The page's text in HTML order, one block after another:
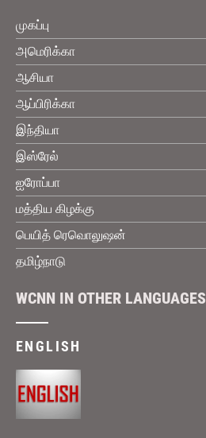
முகப்பு
அமெரிக்கா
ஆசியா
ஆப்பிரிக்கா
இந்தியா
இஸ்ரேல்
ஐரோப்பா
மத்திய கிழக்கு
பெயித் ரெவொலுஷன்
தமிழ்நாடு
WCNN IN OTHER LANGUAGES
ENGLISH